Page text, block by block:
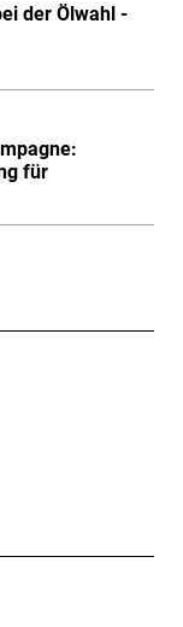
der Ölwahl -
für